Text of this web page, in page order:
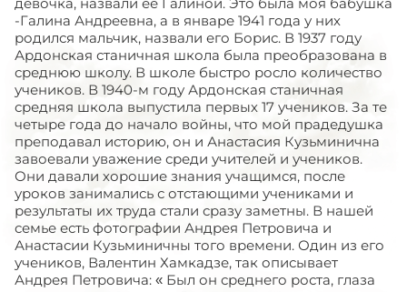
-Галина Андреевна, а в январе 1941 года у них
родился мальчик, назвали его Борис. В 1937 году
Ардонская станичная школа была преобразована в
среднюю школу. В школе быстро росло количество
учеников. В 1940-м году Ардонская станичная
средняя школа выпустила первых 17 учеников. За те
четыре года до начало войны, что мой прадедушка
преподавал историю, он и Анастасия Кузьминична
завоевали уважение среди учителей и учеников.
Они давали хорошие знания учащимся, после
уроков занимались с отстающими учениками и
результаты их труда стали сразу заметны. В нашей
семье есть фотографии Андрея Петровича и
Анастасии Кузьминичны того времени. Один из его
учеников, Валентин Хамкадзе, так описывает
Андрея Петровича: « Был он среднего роста, глаза